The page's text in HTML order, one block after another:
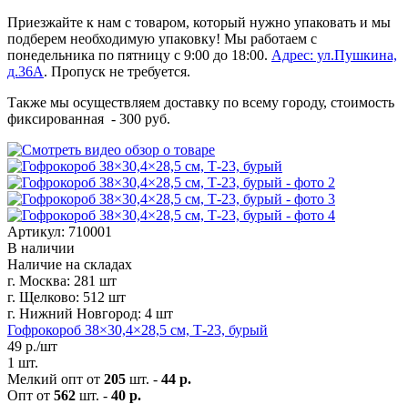
Приезжайте к нам с товаром, который нужно упаковать и мы
подберем необходимую упаковку! Мы работаем с
понедельника по пятницу с 9:00 до 18:00. Адрес: ул.Пушкина,
д.36А. Пропуск не требуется.
Также мы осуществляем доставку по всему городу, стоимость
фиксированная - 300 руб.
Артикул: 710001
В наличии
Наличие на складах
г. Москва: 281 шт
г. Щелково: 512 шт
г. Нижний Новгород: 4 шт
Гофрокороб 38×30,4×28,5 см, Т-23, бурый
49 р./шт
1 шт.
Мелкий опт от 205 шт. - 44 р.
Опт от 562 шт. - 40 р.